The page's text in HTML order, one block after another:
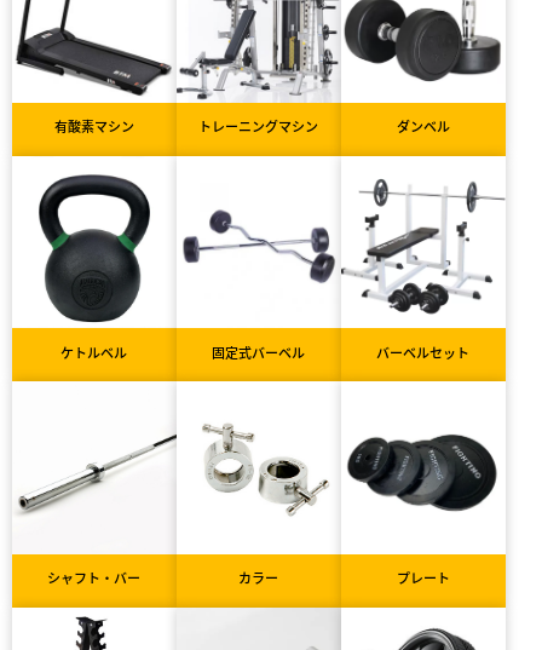
有酸素マシン トレーニングマシン ダンベル
ケトルベル 固定式バーベル バーベルセット
シャフト・バー カラー プレート